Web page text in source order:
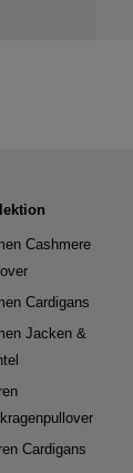
Cashmere
Cardigans
Jacken &
Cardigans